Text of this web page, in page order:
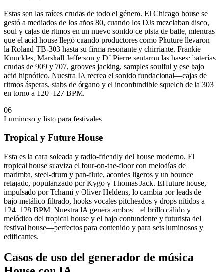
Estas son las raíces crudas de todo el género. El Chicago house se
gestó a mediados de los años 80, cuando los DJs mezclaban disco,
soul y cajas de ritmos en un nuevo sonido de pista de baile, mientras
que el acid house llegó cuando productores como Phuture llevaron
la Roland TB-303 hasta su firma resonante y chirriante. Frankie
Knuckles, Marshall Jefferson y DJ Pierre sentaron las bases: baterías
crudas de 909 y 707, grooves jacking, samples soulful y ese bajo
acid hipnótico. Nuestra IA recrea el sonido fundacional—cajas de
ritmos ásperas, stabs de órgano y el inconfundible squelch de la 303
en torno a 120–127 BPM.
06
Luminoso y listo para festivales
Tropical y Future House
Esta es la cara soleada y radio-friendly del house moderno. El
tropical house suaviza el four-on-the-floor con melodías de
marimba, steel-drum y pan-flute, acordes ligeros y un bounce
relajado, popularizado por Kygo y Thomas Jack. El future house,
impulsado por Tchami y Oliver Heldens, lo cambia por leads de
bajo metálico filtrado, hooks vocales pitcheados y drops nítidos a
124–128 BPM. Nuestra IA genera ambos—el brillo cálido y
melódico del tropical house y el bajo contundente y futurista del
festival house—perfectos para contenido y para sets luminosos y
edificantes.
Casos de uso del generador de música